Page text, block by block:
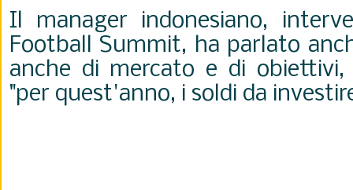
Il manager indonesiano,
Football Summit, ha parlato
anche di mercato e di obiettivi,
"per quest'anno, i soldi da